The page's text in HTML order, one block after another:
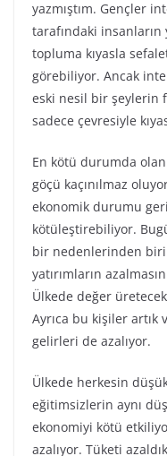
yazmıştım. Gençler
tarafındaki insanların
topluma kıyasla
görebiliyor. Ancak
eski nesil bir şeylerin
sadece çevresiyle
En kötü durumda
göçü kaçınılmaz
ekonomik durumu
kötüleştirebiliyor.
bir nedenlerinden biri
yatırımların
Ülkede değer
Ayrıca bu kişiler artık
gelirleri de azalıyor.
Ülkede herkesin
eğitimsizlerin aynı
ekonomiyi kötü
azalıyor. Tüketi